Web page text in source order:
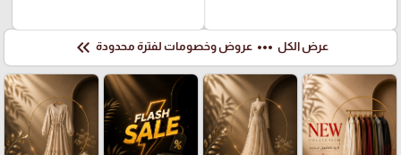
عرض الكل more_horiz عروض وخصومات لفترة محدودة keyboard_double_arrow_left